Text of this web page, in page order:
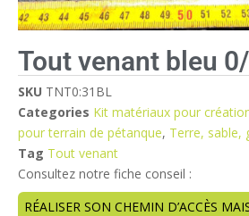
Tout venant bleu
SKU TNT0:31BL
Categories Kit matériaux pour
pour terrain de pétanque, Terre, sable,
Tag Tout venant
Consultez notre fiche conseil :
RÉALISER SON CHEMIN D’ACCÈS